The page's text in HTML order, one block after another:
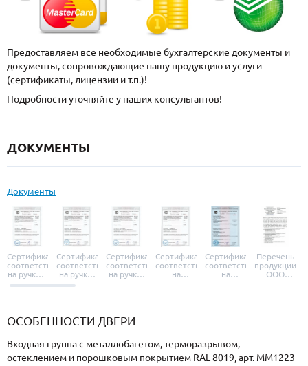
Предоставляем все необходимые бухгалтерские документы и
документы, сопровождающие нашу продукцию и услуги
(сертификаты, лицензии и т.п.)!
Подробности уточняйте у наших консультантов!
ДОКУМЕНТЫ
Документы
Сертификат
соответствия
на ручки и
броненакладки
Сертификат
соответствия
на ручки-
защелки
Сертификат
соответствия
на ручки-
Сертификат
соответствия
на
Сертификат
соответствия
на
Перечень
продукции
ООО
ОСОБЕННОСТИ ДВЕРИ
Входная группа с металлобагетом, терморазрывом,
остеклением и порошковым покрытием RAL 8019, арт. ММ1223